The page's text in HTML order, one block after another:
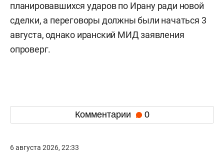
планировавшихся ударов по Ирану ради новой
сделки, а переговоры должны были начаться 3
августа, однако иранский МИД заявления
опроверг.
Комментарии 0
6 августа 2026, 22:33